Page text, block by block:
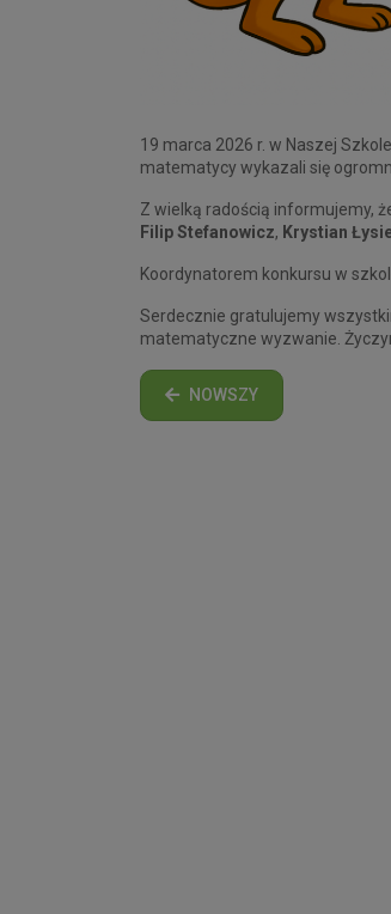
19 marca 2026 r. w Naszej
matematycy wykazali się
Z wielką radością informujemy,
Filip Stefanowicz, Krystian
Koordynatorem konkursu w
Serdecznie gratulujemy
matematyczne wyzwanie.
NOWSZY